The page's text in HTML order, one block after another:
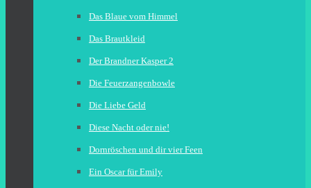
Das Blaue vom Himmel
Das Brautkleid
Der Brandner Kasper 2
Die Feuerzangenbowle
Die Liebe Geld
Diese Nacht oder nie!
Dornröschen und dir vier Feen
Ein Oscar für Emily